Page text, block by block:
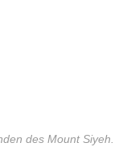
des Mount Siyeh.